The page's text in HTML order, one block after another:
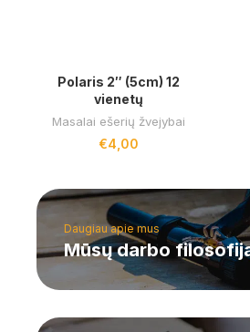
Polaris 2″ (5cm) 12
vienetų
Masalai ešerių žvejybai
€4,00
Daugiau apie mus
Mūsų darbo